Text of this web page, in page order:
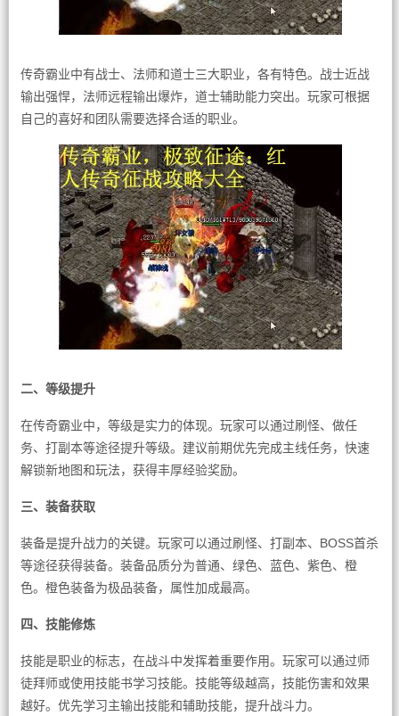
传奇霸业中有战士、法师和道士三大职业，各有特色。战士近战
输出强悍，法师远程输出爆炸，道士辅助能力突出。玩家可根据
自己的喜好和团队需要选择合适的职业。
二、等级提升
在传奇霸业中，等级是实力的体现。玩家可以通过刷怪、做任
务、打副本等途径提升等级。建议前期优先完成主线任务，快速
解锁新地图和玩法，获得丰厚经验奖励。
三、装备获取
装备是提升战力的关键。玩家可以通过刷怪、打副本、BOSS首杀
等途径获得装备。装备品质分为普通、绿色、蓝色、紫色、橙
色。橙色装备为极品装备，属性加成最高。
四、技能修炼
技能是职业的标志，在战斗中发挥着重要作用。玩家可以通过师
徒拜师或使用技能书学习技能。技能等级越高，技能伤害和效果
越好。优先学习主输出技能和辅助技能，提升战斗力。